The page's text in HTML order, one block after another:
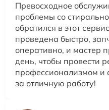
Превосходное
проблемы со
обратился в этот
проведена быстро,
оперативно, и мастер
день, чтобы провести
профессионализмом и
за отличную работу!